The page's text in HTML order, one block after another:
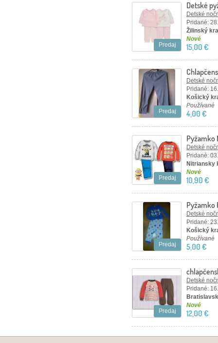
Predaj
Detské
sada 2ks
Detské
Pridané:
Žilinský
Nové
15,00 €
Predaj
Detské
Pridané:
Košický
Používané
4,00 €
Predaj
Pyžamko
Detské
Pridané:
Nitriansky
Nové
10,90 €
Predaj
Pyžamko
Detské
Pridané:
Košický
Používané
5,00 €
Predaj
Detské
Pridané:
Nové
12,00 €